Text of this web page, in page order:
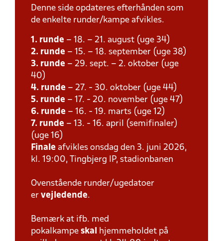
Denne side opdateres efterhånden som
de enkelte runder/kampe afvikles.
1. runde – 18. – 21. august (uge 34)
2. runde – 15. – 18. september (uge 38)
3. runde – 29. sept. – 2. oktober (uge
40)
4. runde – 27. - 30. oktober (uge 44)
5. runde – 17. - 20. november (uge 47)
6. runde – 16. - 19. marts (uge 12)
7. runde – 13. - 16. april (semifinaler)
(uge 16)
Finale afvikles onsdag den 3. juni 2026,
kl. 19:00, Tingbjerg IP, stadionbanen
Ovenstående runder/ugedatoer
er vejledende.
Bemærk at ifb. med
pokalkampe skal
hjemmeholdet på